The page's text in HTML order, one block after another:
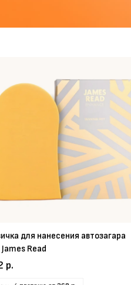
для нанесения автозагара
Read
р.